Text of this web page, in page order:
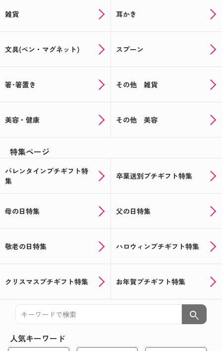
雑貨 耳かき
文具(ペン・マグネット) スプーン
箸･箸置き その他 雑貨
美容・健康 その他 美容
特集ページ
バレンタインプチギフト特
集
卒業送別プチギフト特集
母の日特集 父の日特集
敬老の日特集 ハロウィンプチギフト特集
クリスマスプチギフト特集 お年賀プチギフト特集
search
人気キーワード